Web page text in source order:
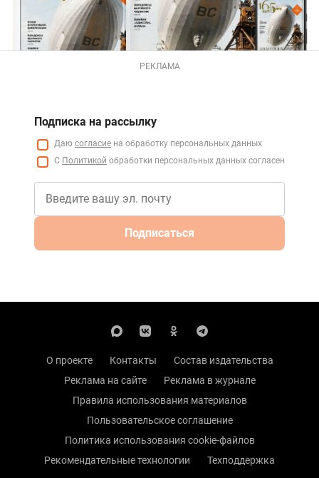
РЕКЛАМА
Подписка на рассылку
Даю согласие на обработку персональных данных
С Политикой обработки персональных данных согласен
Подписаться
О проекте Контакты
Состав издательства
Реклама на сайте
Реклама в журнале
Правила использования материалов
Пользовательское соглашение
Политика использования cookie-файлов
Рекомендательные технологии
Техподдержка